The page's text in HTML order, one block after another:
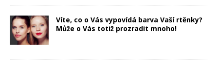
Víte, co o Vás vypovídá barva Vaší rtěnky?
Může o Vás totiž prozradit mnoho!